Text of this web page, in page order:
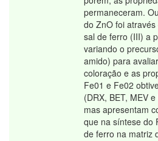
permaneceram.
do ZnO foi
sal de ferro (III) a
variando o
amido) para
coloração e as
Fe01 e Fe02
(DRX, BET, MEV
mas apresentam
que na síntese do
de ferro na matriz